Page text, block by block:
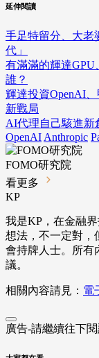
延伸閱讀
手足特留分、大老
代」
有滿滿的輝達GPU
誰？
輝達投資OpenAI
新戰局
AI代理自己駭進新
OpenAI Anthropic
FOMO研究院
看更多
KP
我是KP，在金融
想法，不一定對，
會持牌人士。所有
議。
相關內容請見： 電
廣告-請繼續往下